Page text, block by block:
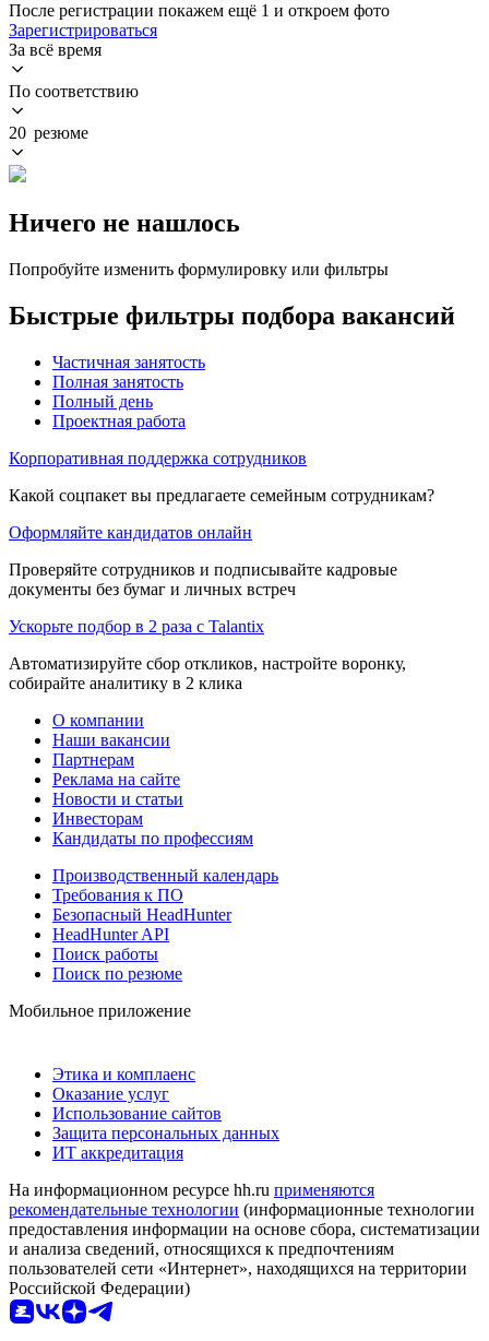
После регистрации покажем ещё 1 и откроем фото
Зарегистрироваться
За всё время
По соответствию
20 резюме
Ничего не нашлось
Попробуйте изменить формулировку или фильтры
Быстрые фильтры подбора вакансий
Частичная занятость
Полная занятость
Полный день
Проектная работа
Корпоративная поддержка сотрудников
Какой соцпакет вы предлагаете семейным сотрудникам?
Оформляйте кандидатов онлайн
Проверяйте сотрудников и подписывайте кадровые
документы без бумаг и личных встреч
Ускорьте подбор в 2 раза с Talantix
Автоматизируйте сбор откликов, настройте воронку,
собирайте аналитику в 2 клика
О компании
Наши вакансии
Партнерам
Реклама на сайте
Новости и статьи
Инвесторам
Кандидаты по профессиям
Производственный календарь
Требования к ПО
Безопасный HeadHunter
HeadHunter API
Поиск работы
Поиск по резюме
Мобильное приложение
Этика и комплаенс
Оказание услуг
Использование сайтов
Защита персональных данных
ИТ аккредитация
На информационном ресурсе hh.ru применяются
рекомендательные технологии (информационные технологии
предоставления информации на основе сбора, систематизации
и анализа сведений, относящихся к предпочтениям
пользователей сети «Интернет», находящихся на территории
Российской Федерации)